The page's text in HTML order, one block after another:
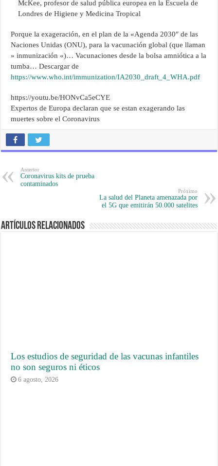
McKee, profesor de salud pública europea en la Escuela de
Londres de Higiene y Medicina Tropical
Porque la exageración, en el plan de la «Agenda 2030″ de las
Naciones Unidas (ONU), para la vacunación global (que llaman
» inmunización «)… Vacunaciones desde la bolsa amniótica a la
tumba… Descargar de
https://www.who.int/immunization/IA2030_draft_4_WHA.pdf
https://youtu.be/HONvCa5eCYE
Expertos de Europa declaran que se estan exagerando las
muertes sobre el Coronavirus
Anterior
Coronavirus kits de prueba
contaminados
Próximo
La salud del Planeta amenazada por
el 5G que emitirán 50.000 satelites
Artículos Relacionados
Los estudios de seguridad de las vacunas infantiles
no son seguros ni éticos
6 agosto, 2026